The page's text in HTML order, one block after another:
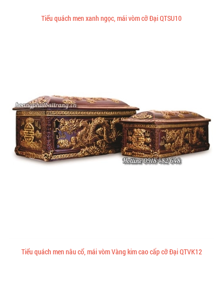
Tiểu quách men xanh ngọc, mái vòm cỡ Đại QTSU10
Tiểu quách men nâu cổ, mái vòm Vàng kim cao cấp cỡ Đại QTVK12